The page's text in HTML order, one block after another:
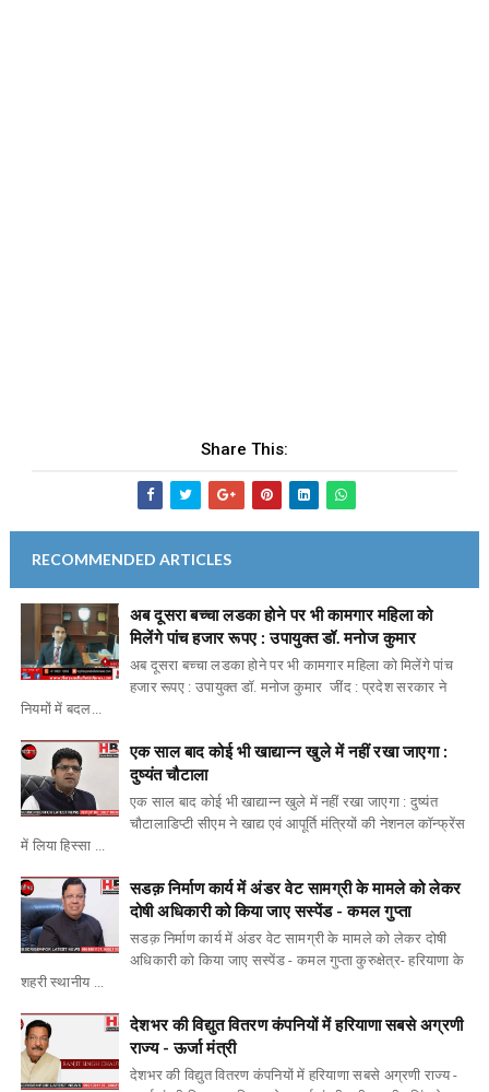
Share This:
RECOMMENDED ARTICLES
अब दूसरा बच्चा लडका होने पर भी कामगार महिला को
मिलेंगे पांच हजार रूपए : उपायुक्त डॉ. मनोज कुमार
अब दूसरा बच्चा लडका होने पर भी कामगार महिला को मिलेंगे पांच
हजार रूपए : उपायुक्त डॉ. मनोज कुमार जींद : प्रदेश सरकार ने
नियमों में बदल...
एक साल बाद कोई भी खाद्यान्न खुले में नहीं रखा जाएगा :
दुष्यंत चौटाला
एक साल बाद कोई भी खाद्यान्न खुले में नहीं रखा जाएगा : दुष्यंत
चौटालाडिप्टी सीएम ने खाद्य एवं आपूर्ति मंत्रियों की नेशनल कॉन्फ्रेंस
में लिया हिस्सा ...
सडक़ निर्माण कार्य में अंडर वेट सामग्री के मामले को लेकर
दोषी अधिकारी को किया जाए सस्पेंड - कमल गुप्ता
सडक़ निर्माण कार्य में अंडर वेट सामग्री के मामले को लेकर दोषी
अधिकारी को किया जाए सस्पेंड - कमल गुप्ता कुरुक्षेत्र- हरियाणा के
शहरी स्थानीय ...
देशभर की विद्युत वितरण कंपनियों में हरियाणा सबसे अग्रणी
राज्य - ऊर्जा मंत्री
देशभर की विद्युत वितरण कंपनियों में हरियाणा सबसे अग्रणी राज्य -